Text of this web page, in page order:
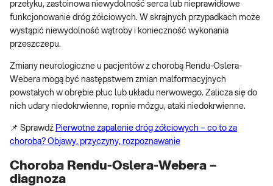
przełyku, zastoinowa niewydolność serca lub nieprawidłowe
funkcjonowanie dróg żółciowych. W skrajnych przypadkach może
wystąpić niewydolność wątroby i konieczność wykonania
przeszczepu.
Zmiany neurologiczne u pacjentów z chorobą Rendu-Oslera-
Webera mogą być następstwem zmian malformacyjnych
powstałych w obrębie płuc lub układu nerwowego. Zalicza się do
nich udary niedokrwienne, ropnie mózgu, ataki niedokrwienne.
📌 Sprawdź Pierwotne zapalenie dróg żółciowych – co to za
choroba? Objawy, przyczyny, rozpoznawanie
Choroba Rendu-Oslera-Webera –
diagnoza